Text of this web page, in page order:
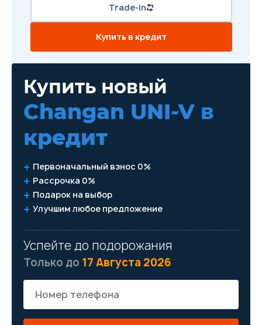
Купить новый
Changan UNI-V в
кредит
Первоначальный взнос 0%
Рассрочка 0%
Подарок на выбор
Улучшим любое предложение
Успейте до подорожания
Только до 17 Августа 2026
Trade-in
Купить в кредит